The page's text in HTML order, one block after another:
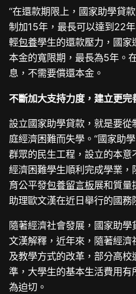
“在還款期限上，國家助學貸
制加15年，最長可以達到22
輕包養學生的還款壓力，國家
本金的寬限期，最長為5年。
息，不需要償還本金。
不斷加大支持力度，建立更完
設立國家助學貸款，就是要
庭經濟困難而失學。“國家助
群眾的民生工程，設立的本
經濟困難學生順利完成學業
育公平發包養留言板展和質量
助理歐文漢在近日舉行的國務
隨著經濟社會發展，國家助
文漢解釋，近年來，隨著經
及教學方式的改革，部分高
準，大學生的基本生活費用
為迫切。